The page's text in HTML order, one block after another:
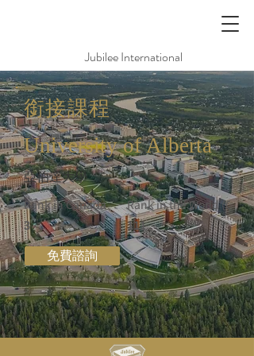
Jubilee International
銜接課程
University of Alberta
亞伯達大學
Rank in Canada
Rank in the World (QS)
3
111
免費諮詢